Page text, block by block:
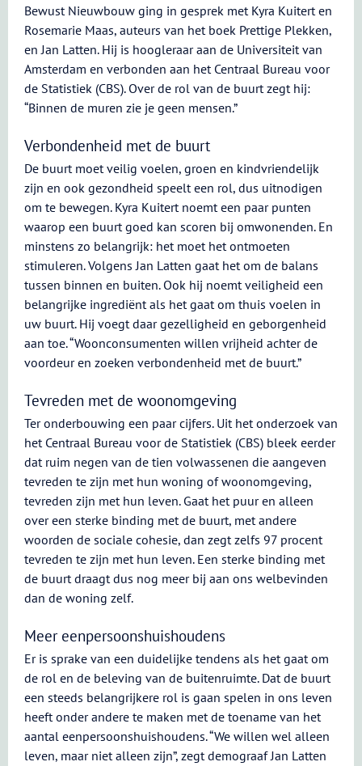
Bewust Nieuwbouw ging in gesprek met Kyra Kuitert en
Rosemarie Maas, auteurs van het boek Prettige Plekken,
en Jan Latten. Hij is hoogleraar aan de Universiteit van
Amsterdam en verbonden aan het Centraal Bureau voor
de Statistiek (CBS). Over de rol van de buurt zegt hij:
“Binnen de muren zie je geen mensen.”
Verbondenheid met de buurt
De buurt moet veilig voelen, groen en kindvriendelijk
zijn en ook gezondheid speelt een rol, dus uitnodigen
om te bewegen. Kyra Kuitert noemt een paar punten
waarop een buurt goed kan scoren bij omwonenden. En
minstens zo belangrijk: het moet het ontmoeten
stimuleren. Volgens Jan Latten gaat het om de balans
tussen binnen en buiten. Ook hij noemt veiligheid een
belangrijke ingrediënt als het gaat om thuis voelen in
uw buurt. Hij voegt daar gezelligheid en geborgenheid
aan toe. “Woonconsumenten willen vrijheid achter de
voordeur en zoeken verbondenheid met de buurt.”
Tevreden met de woonomgeving
Ter onderbouwing een paar cijfers. Uit het onderzoek van
het Centraal Bureau voor de Statistiek (CBS) bleek eerder
dat ruim negen van de tien volwassenen die aangeven
tevreden te zijn met hun woning of woonomgeving,
tevreden zijn met hun leven. Gaat het puur en alleen
over een sterke binding met de buurt, met andere
woorden de sociale cohesie, dan zegt zelfs 97 procent
tevreden te zijn met hun leven. Een sterke binding met
de buurt draagt dus nog meer bij aan ons welbevinden
dan de woning zelf.
Meer eenpersoonshuishoudens
Er is sprake van een duidelijke tendens als het gaat om
de rol en de beleving van de buitenruimte. Dat de buurt
een steeds belangrijkere rol is gaan spelen in ons leven
heeft onder andere te maken met de toename van het
aantal eenpersoonshuishoudens. “We willen wel alleen
leven, maar niet alleen zijn”, zegt demograaf Jan Latten